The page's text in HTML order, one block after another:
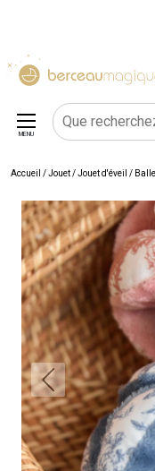
MENU
Accueil /Jouet/Jouet d'éveil /